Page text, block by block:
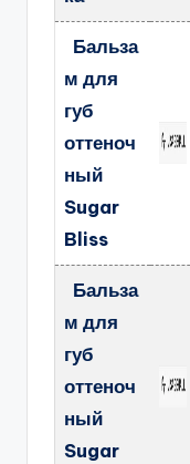
Бальза
м для
губ
оттеноч
ный
Sugar
Bliss
Бальза
м для
губ
оттеноч
ный
Sugar